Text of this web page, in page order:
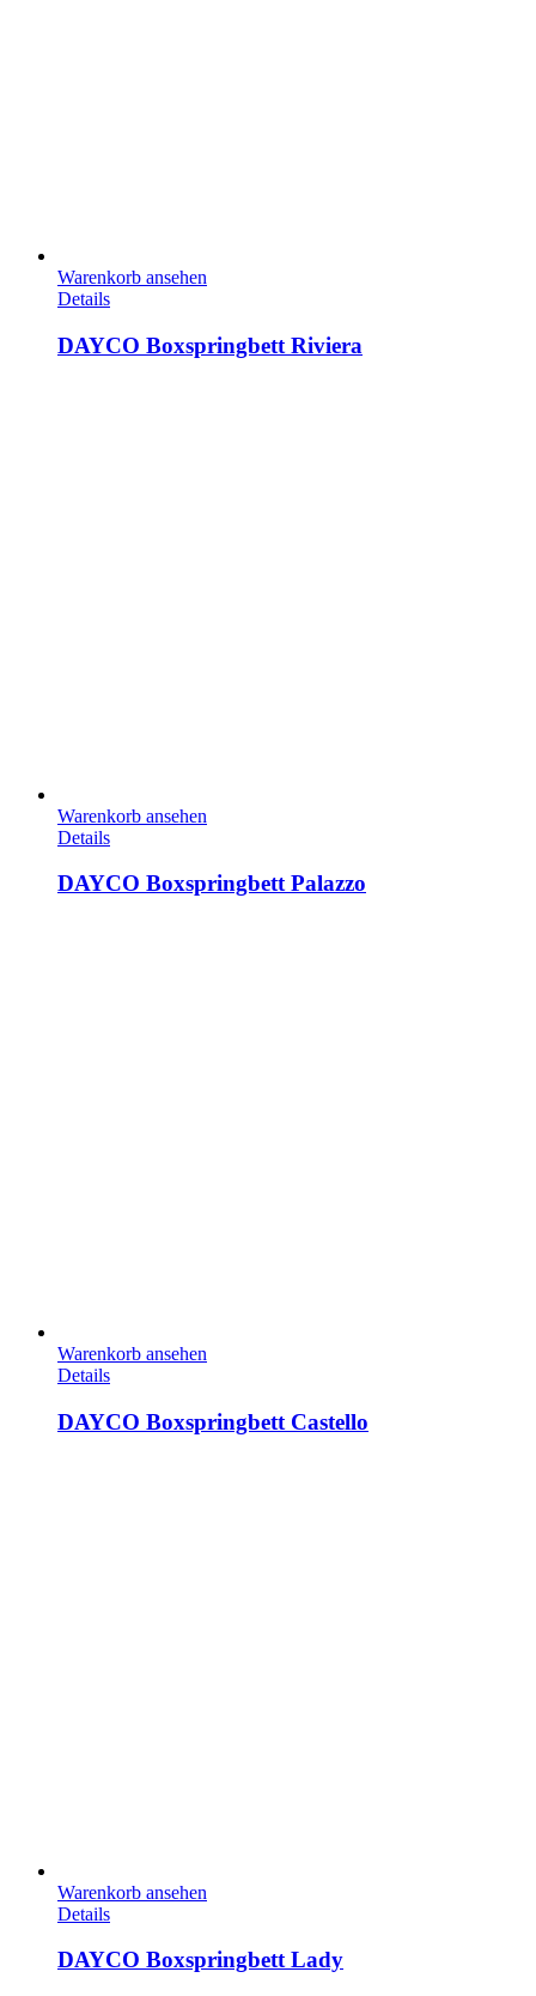
Warenkorb ansehen
Details
DAYCO Boxspringbett Riviera
Warenkorb ansehen
Details
DAYCO Boxspringbett Palazzo
Warenkorb ansehen
Details
DAYCO Boxspringbett Castello
Warenkorb ansehen
Details
DAYCO Boxspringbett Lady